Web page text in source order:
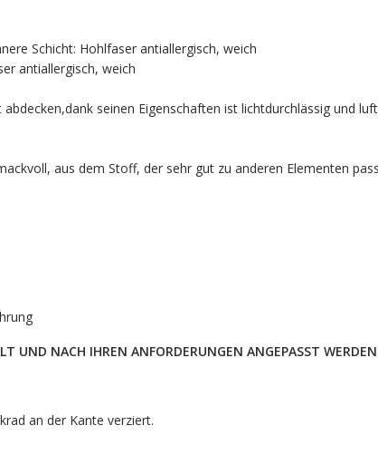
Schicht: Hohlfaser antiallergisch, weich
antiallergisch, weich
seinen Eigenschaften ist lichtdurchlässig und
aus dem Stoff, der sehr gut zu anderen Elementen
UND NACH IHREN ANFORDERUNGEN ANGEPASST
an der Kante verziert.